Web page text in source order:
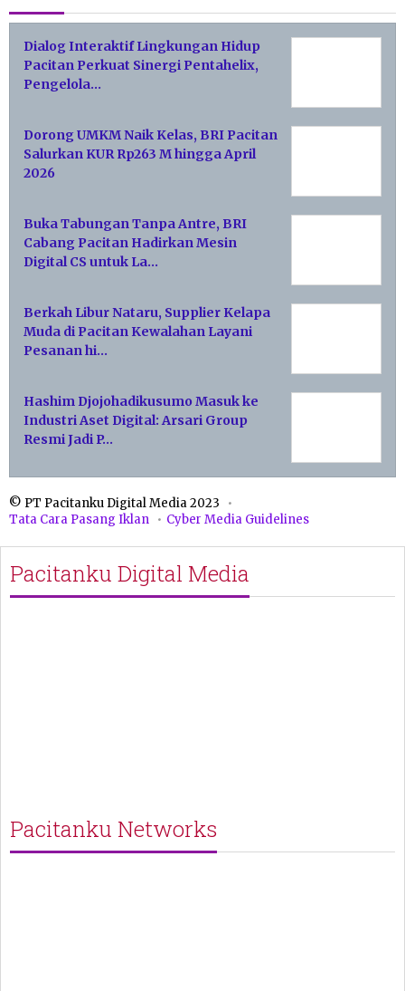
Dialog Interaktif Lingkungan Hidup
Pacitan Perkuat Sinergi Pentahelix,
Pengelola…
Dorong UMKM Naik Kelas, BRI Pacitan
Salurkan KUR Rp263 M hingga April
2026
Buka Tabungan Tanpa Antre, BRI
Cabang Pacitan Hadirkan Mesin
Digital CS untuk La…
Berkah Libur Nataru, Supplier Kelapa
Muda di Pacitan Kewalahan Layani
Pesanan hi…
Hashim Djojohadikusumo Masuk ke
Industri Aset Digital: Arsari Group
Resmi Jadi P…
© PT Pacitanku Digital Media 2023
Tata Cara Pasang Iklan
Cyber Media Guidelines
Pacitanku Digital Media
Pacitanku Networks